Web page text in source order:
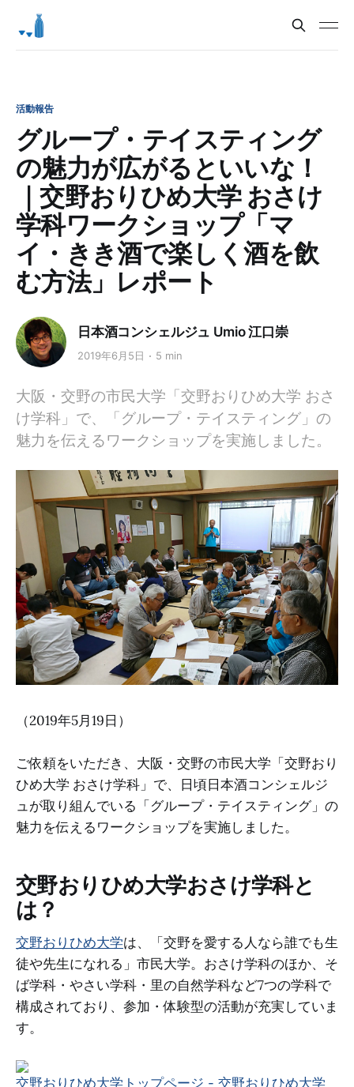
活動報告
グループ・テイスティング
の魅力が広がるといいな！
｜交野おりひめ大学 おさけ
学科ワークショップ「マ
イ・きき酒で楽しく酒を飲
む方法」レポート
日本酒コンシェルジュ Umio 江口崇
2019年6月5日 5 min
大阪・交野の市民大学「交野おりひめ大学 おさ
け学科」で、「グループ・テイスティング」の
魅力を伝えるワークショップを実施しました。
（2019年5月19日）
ご依頼をいただき、大阪・交野の市民大学「交野おり
ひめ大学 おさけ学科」で、日頃日本酒コンシェルジ
ュが取り組んでいる「グループ・テイスティング」の
魅力を伝えるワークショップを実施しました。
交野おりひめ大学おさけ学科と
は？
交野おりひめ大学は、「交野を愛する人なら誰でも生
徒や先生になれる」市民大学。おさけ学科のほか、そ
ば学科・やさい学科・里の自然学科など7つの学科で
構成されており、参加・体験型の活動が充実していま
す。
交野おりひめ大学トップページ - 交野おりひめ大学